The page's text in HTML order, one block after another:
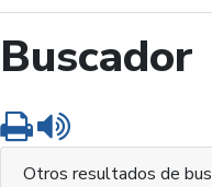
Buscador
Imprimir
Otros resultados de